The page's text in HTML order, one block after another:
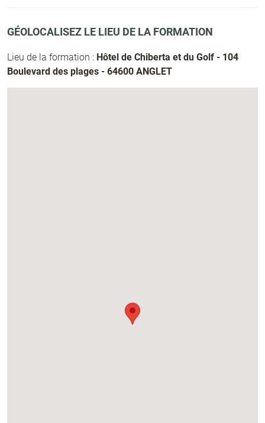
GÉOLOCALISEZ LE LIEU DE LA FORMATION
Lieu de la formation : Hôtel de Chiberta et du Golf - 104
Boulevard des plages - 64600 ANGLET